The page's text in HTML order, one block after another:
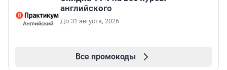
английского
До 31 августа, 2026
Все промокоды